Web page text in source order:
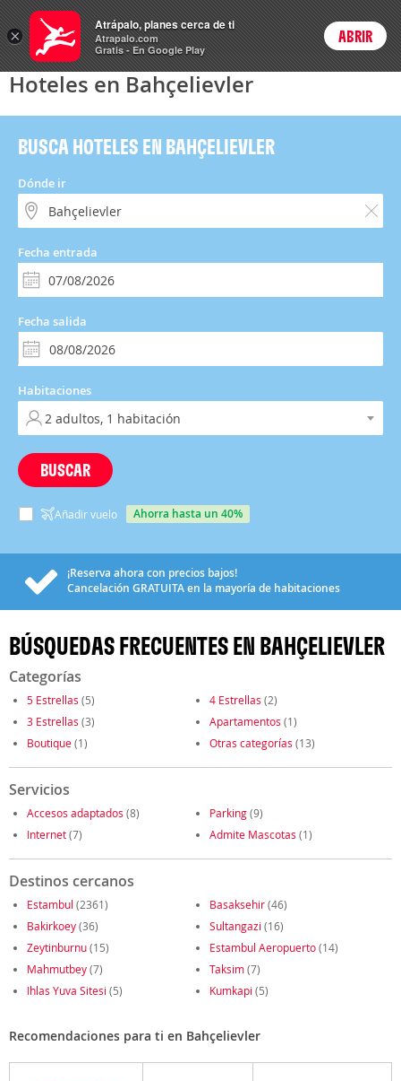
Hoteles Login
Hoteles en Bahçelievler
BUSCA HOTELES EN BAHÇELIEVLER
Dónde ir
Fecha entrada
Fecha salida
Habitaciones
BUSCAR
Añadir vuelo ahorra hasta un 40%
¡Reserva ahora con precios bajos!
Cancelación GRATUITAen la mayoría de habitaciones
BÚSQUEDAS FRECUENTES EN BAHÇELIEVLER
Categorías
5 Estrellas (5) 4 Estrellas (2)
3 Estrellas (3) Apartamentos (1)
Boutique(1) Otras categorías (13)
Servicios
Accesos adaptados (8) Parking(9)
Internet(7) Admite Mascotas (1)
Destinos cercanos
Estambul (2361) Basaksehir(46)
Bakirkoey(36) Sultangazi (16)
Zeytinburnu(15) Estambul Aeropuerto(14)
Mahmutbey(7) Taksim(7)
Ihlas Yuva Sitesi (5) Kumkapi (5)
Recomendaciones para ti en Bahçelievler
×
Atrápalo, planes cerca de ti
Atrapalo.com
Gratis - En Google Play
ABRIR